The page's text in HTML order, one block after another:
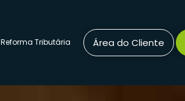
Reforma Tributária Área do Cliente